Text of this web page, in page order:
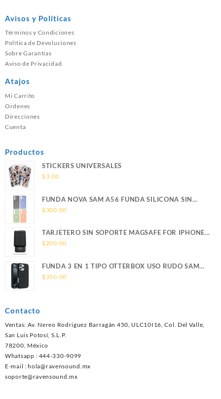
Avisos y Políticas
Términos y Condiciones
Política de Devoluciones
Sobre Garantías
Aviso de Privacidad
Atajos
Mi Carrito
Ordenes
Direcciones
Cuenta
Productos
STICKERS UNIVERSALES
$3.00
FUNDA NOVA SAM A56 FUNDA SILICONA SIN
SOPORTE MAGNETICO SAMSUNG
$300.00
TARJETERO SIN SOPORTE MAGSAFE FOR IPHONE
LEATHER WALLET MAGSAFE
$200.00
FUNDA 3 EN 1 TIPO OTTERBOX USO RUDO SAM
S26 ULTRA SAMSUNG S26 ULTRA
$350.00
Contacto
Ventas: Av. Nereo Rodriguez Barragán 450, ULC10I16, Col. Del Valle,
San Luis Potosí, S.L.P.
78200, México
Whatsapp : 444-330-9099
E-mail :hola@ravensound.mx
soporte@ravensound.mx